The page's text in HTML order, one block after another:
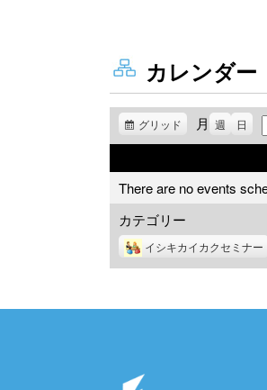
カレンダー
グリッド 月 週 日
There are no events
カテゴリー
イシキカイカクセミナー